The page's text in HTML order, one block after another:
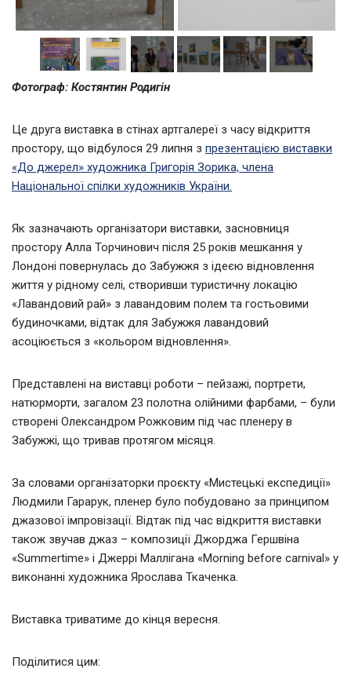
Фотограф: Костянтин Родигін
Це друга виставка в стінах артгалереї з часу відкриття
простору, що відбулося 29 липня з презентацією виставки
«До джерел» художника Григорія Зорика, члена
Національної спілки художників України.
Як зазначають організатори виставки, засновниця
простору Алла Торчинович після 25 років мешкання у
Лондоні повернулась до Забужжя з ідеєю відновлення
життя у рідному селі, створивши туристичну локацію
«Лавандовий рай» з лавандовим полем та гостьовими
будиночками, відтак для Забужжя лавандовий
асоціюється з «кольором відновлення».
Представлені на виставці роботи – пейзажі, портрети,
натюрморти, загалом 23 полотна олійними фарбами, – були
створені Олександром Рожковим під час пленеру в
Забужжі, що тривав протягом місяця.
За словами організаторки проєкту «Мистецькі експедиції»
Людмили Гарарук, пленер було побудовано за принципом
джазової імпровізації. Відтак під час відкриття виставки
також звучав джаз – композиції Джорджа Гершвіна
«Summertime» і Джеррі Маллігана «Morning before carnival» у
виконанні художника Ярослава Ткаченка.
Виставка триватиме до кінця вересня.
Поділитися цим: